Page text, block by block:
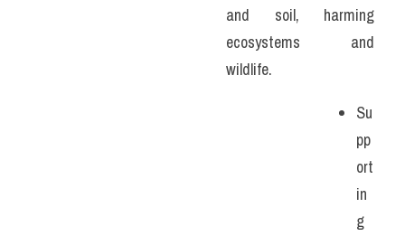
and soil, harming
ecosystems and
wildlife.
Su
pp
ort
in
g